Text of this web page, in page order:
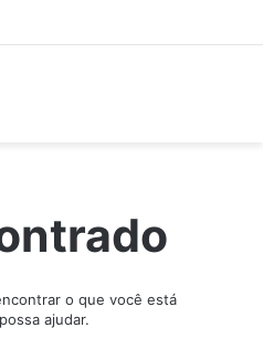
o que você está
ajudar.